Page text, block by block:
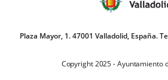
Plaza Mayor, 1. 47001 Valladolid, España.
Copyright 2025 - Ayuntamiento